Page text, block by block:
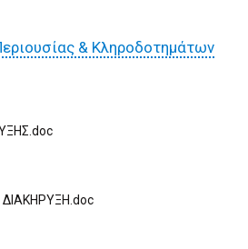
& Κληροδοτημάτων
ΔΙΑΚΗΡΥΞΗ.doc